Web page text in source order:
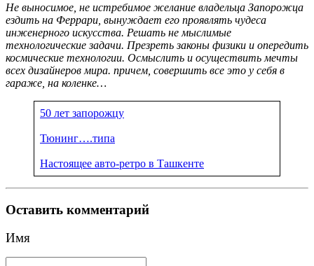
Не выносимое, не истребимое желание владельца Запорожца
ездить на Феррари, вынуждает его проявлять чудеса
инженерного искусства. Решать не мыслимые
технологические задачи. Презреть законы физики и опередить
космические технологии. Осмыслить и осуществить мечты
всех дизайнеров мира. причем, совершить все это у себя в
гараже, на коленке…
50 лет запорожцу
Тюнинг….типа
Настоящее авто-ретро в Ташкенте
Оставить комментарий
Имя